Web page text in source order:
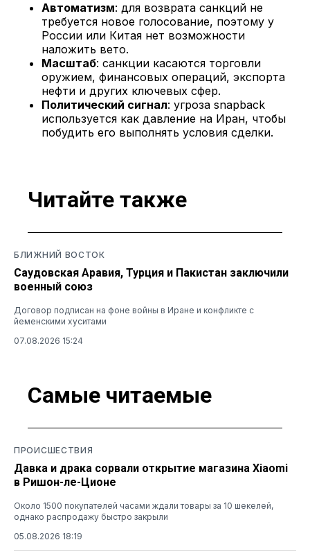
Автоматизм: для возврата санкций не
требуется новое голосование, поэтому у
России или Китая нет возможности
наложить вето.
Масштаб: санкции касаются торговли
оружием, финансовых операций, экспорта
нефти и других ключевых сфер.
Политический сигнал: угроза snapback
используется как давление на Иран, чтобы
побудить его выполнять условия сделки.
Читайте также
БЛИЖНИЙ ВОСТОК
Саудовская Аравия, Турция и Пакистан заключили
военный союз
Договор подписан на фоне войны в Иране и конфликте с
йеменскими хуситами
07.08.2026 15:24
Самые читаемые
ПРОИСШЕСТВИЯ
Давка и драка сорвали открытие магазина Xiaomi
в Ришон-ле-Ционе
Около 1500 покупателей часами ждали товары за 10 шекелей,
однако распродажу быстро закрыли
05.08.2026 18:19